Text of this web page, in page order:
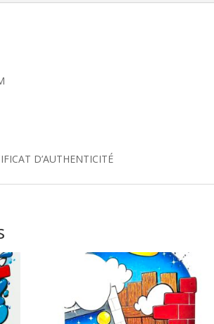
D’AUTHENTICITÉ